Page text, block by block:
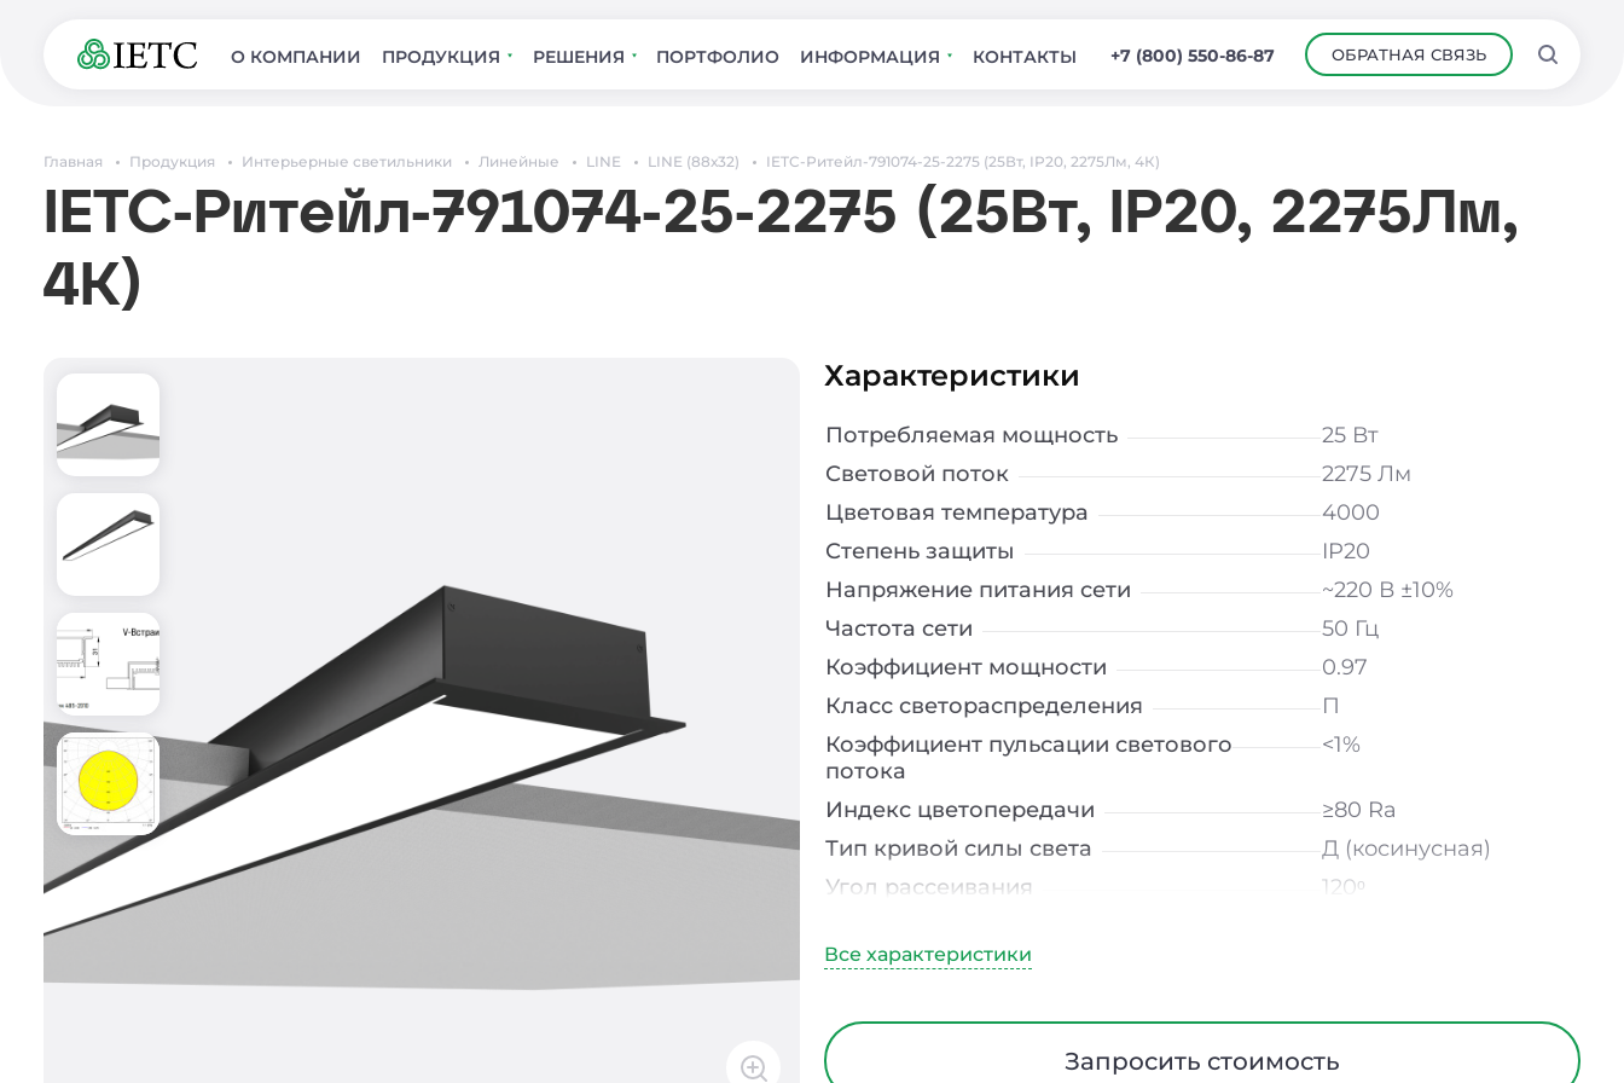
О КОМПАНИИ ПРОДУКЦИЯ РЕШЕНИЯ ПОРТФОЛИО ИНФОРМАЦИЯ КОНТАКТЫ +7 (800) 550-86-87 ОБРАТНАЯ СВЯЗЬ
Главная Продукция Интерьерные светильники Линейные LINE LINE (88х32) IETC-Ритейл-791074-25-2275 (25Вт, IP20, 2275Лм, 4К)
IETC-Ритейл-791074-25-2275 (25Вт, IP20, 2275Лм,
4К)
Характеристики
Потребляемая мощность
25 Вт
Световой поток
2275 Лм
Цветовая температура
4000
Степень защиты
IP20
Напряжение питания сети
~220 В ±10%
Частота сети
50 Гц
Коэффициент мощности
0.97
Класс светораспределения
П
Коэффициент пульсации светового
потока
<1%
Индекс цветопередачи
≥80 Ra
Тип кривой силы света
Д (косинусная)
Угол рассеивания
120ᵒ
Диапазон рабочих температур
Класс защиты от электрического тока
Запросить стоимость